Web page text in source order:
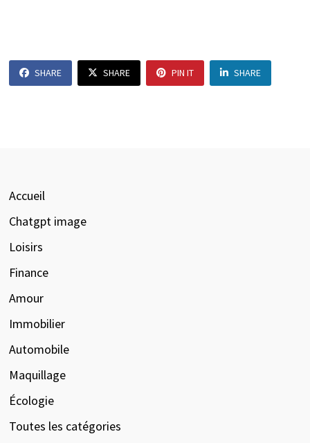
SHARE SHARE PIN IT SHARE
Accueil
Chatgpt image
Loisirs
Finance
Amour
Immobilier
Automobile
Maquillage
Écologie
Toutes les catégories